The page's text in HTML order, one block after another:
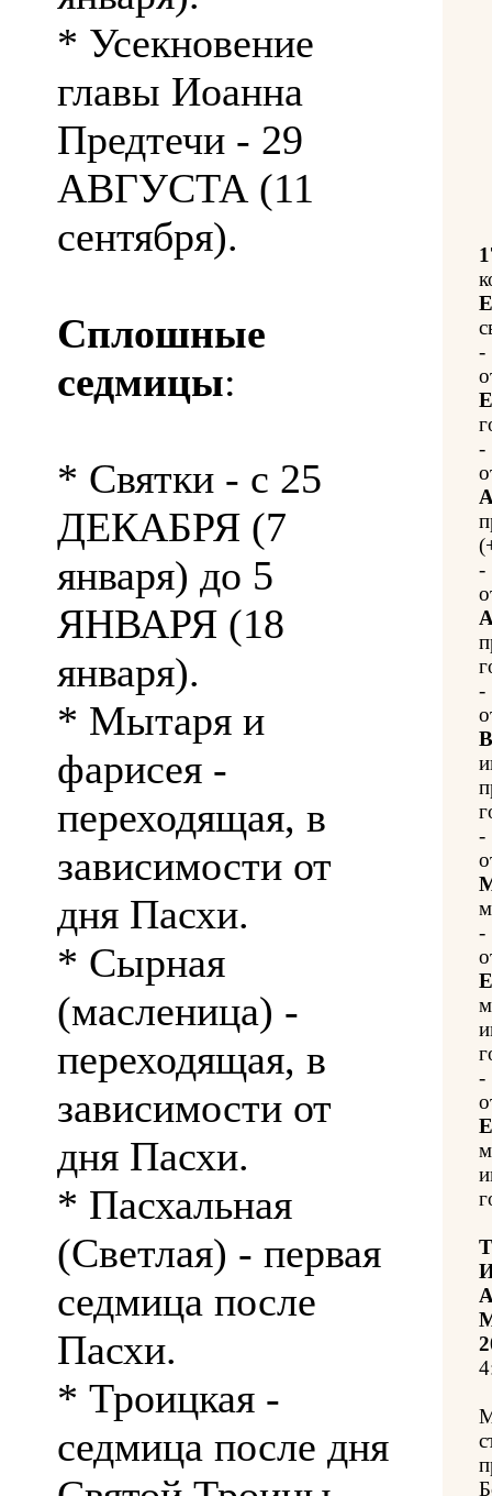
* Усекновение
главы Иоанна
Предтечи - 29
АВГУСТА (11
сентября).
Сплошные
седмицы:
* Святки - с 25
ДЕКАБРЯ (7
января) до 5
ЯНВАРЯ (18
января).
* Мытаря и
фарисея -
переходящая, в
зависимости от
дня Пасхи.
* Сырная
(масленица) -
переходящая, в
зависимости от
дня Пасхи.
* Пасхальная
(Светлая) - первая
седмица после
Пасхи.
* Троицкая -
седмица после дня
-
-
-
-
-
-
-